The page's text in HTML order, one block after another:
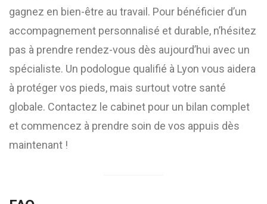
gagnez en bien-être au travail. Pour bénéficier d’un
accompagnement personnalisé et durable, n’hésitez
pas à prendre rendez-vous dès aujourd’hui avec un
spécialiste. Un podologue qualifié à Lyon vous aidera
à protéger vos pieds, mais surtout votre santé
globale. Contactez le cabinet pour un bilan complet
et commencez à prendre soin de vos appuis dès
maintenant !